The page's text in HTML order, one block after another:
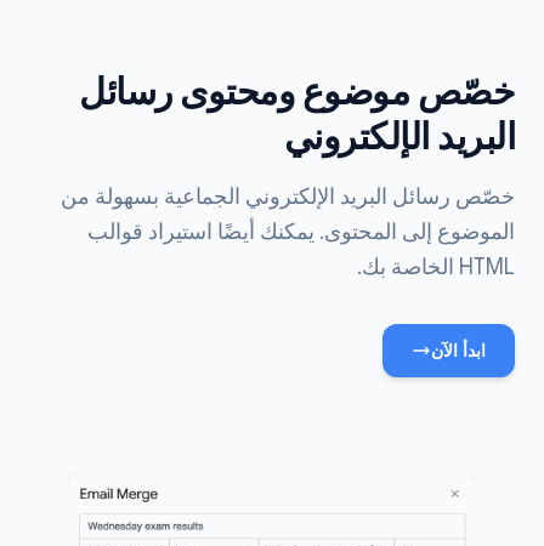
خصّص موضوع ومحتوى رسائل
البريد الإلكتروني
خصّص رسائل البريد الإلكتروني الجماعية بسهولة من
الموضوع إلى المحتوى. يمكنك أيضًا استيراد قوالب
HTML الخاصة بك.
ابدأ الآن